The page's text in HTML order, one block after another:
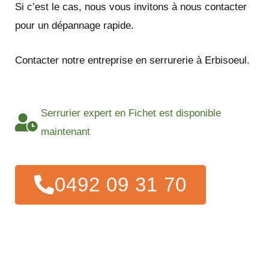
Si c’est le cas, nous vous invitons à nous contacter
pour un dépannage rapide.
Contacter notre entreprise en serrurerie à Erbisoeul.
Serrurier expert en Fichet est disponible
maintenant
0492 09 31 70